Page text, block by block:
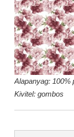
Alapanyag: 100%
Kivitel: gombos